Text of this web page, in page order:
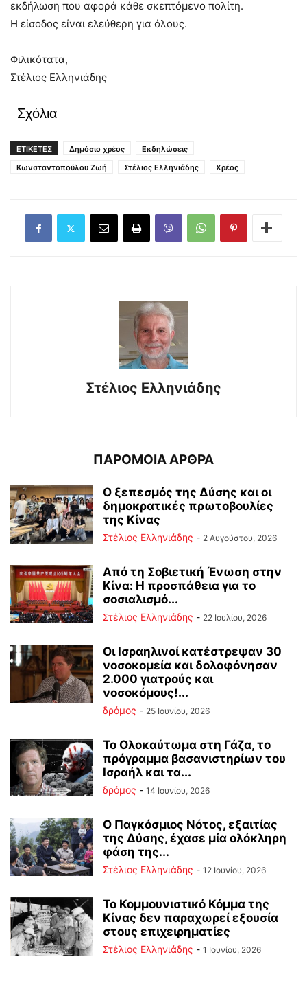
εκδήλωση που αφορά κάθε σκεπτόμενο πολίτη.
Η είσοδος είναι ελεύθερη για όλους.
Φιλικότατα,
Στέλιος Ελληνιάδης
Σχόλια
ΕΤΙΚΕΤΕΣ Δημόσιο χρέος
Εκδηλώσεις
Κωνσταντοπούλου Ζωή
Στέλιος Ελληνιάδης Χρέος
Στέλιος Ελληνιάδης
ΠΑΡΟΜΟΙΑ ΑΡΘΡΑ
Ο ξεπεσμός της Δύσης και οι
δημοκρατικές πρωτοβουλίες
της Κίνας
Στέλιος Ελληνιάδης - 2 Αυγούστου, 2026
Από τη Σοβιετική Ένωση στην
Κίνα: Η προσπάθεια για το
σοσιαλισμό...
Στέλιος Ελληνιάδης - 22 Ιουλίου, 2026
Οι Ισραηλινοί κατέστρεψαν 30
νοσοκομεία και δολοφόνησαν
2.000 γιατρούς και
νοσοκόμους!...
δρόμος - 25 Ιουνίου, 2026
Το Ολοκαύτωμα στη Γάζα, το
πρόγραμμα βασανιστηρίων του
Ισραήλ και τα...
δρόμος - 14 Ιουνίου, 2026
Ο Παγκόσμιος Νότος, εξαιτίας
της Δύσης, έχασε μία ολόκληρη
φάση της...
Στέλιος Ελληνιάδης - 12 Ιουνίου, 2026
Το Κομμουνιστικό Κόμμα της
Κίνας δεν παραχωρεί εξουσία
στους επιχειρηματίες
Στέλιος Ελληνιάδης - 1 Ιουνίου, 2026